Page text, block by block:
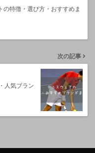
の特徴・選び方・おすすめま
次の記事
人気ブラン